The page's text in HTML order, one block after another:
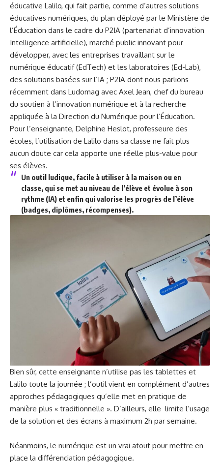
éducative Lalilo, qui fait partie, comme d’autres solutions
éducatives numériques, du plan déployé par le Ministère de
l’Éducation dans le cadre du P2IA (partenariat d’innovation
Intelligence artificielle), marché public innovant pour
développer, avec les entreprises travaillant sur le
numérique éducatif (EdTech) et les laboratoires (Ed-Lab),
des solutions basées sur l’IA ; P2IA dont nous parlions
récemment dans Ludomag avec Axel Jean, chef du bureau
du soutien à l’innovation numérique et à la recherche
appliquée à la Direction du Numérique pour l’Éducation.
Pour l’enseignante, Delphine Heslot, professeure des
écoles, l’utilisation de Lalilo dans sa classe ne fait plus
aucun doute car cela apporte une réelle plus-value pour
ses élèves.
Un outil ludique, facile à utiliser à la maison ou en
classe, qui se met au niveau de l’élève et évolue à son
rythme (IA) et enfin qui valorise les progrès de l’élève
(badges, diplômes, récompenses).
Bien sûr, cette enseignante n’utilise pas les tablettes et
Lalilo toute la journée ; l’outil vient en complément d’autres
approches pédagogiques qu’elle met en pratique de
manière plus « traditionnelle ». D’ailleurs, elle limite l’usage
de la solution et des écrans à maximum 2h par semaine.
Néanmoins, le numérique est un vrai atout pour mettre en
place la différenciation pédagogique.